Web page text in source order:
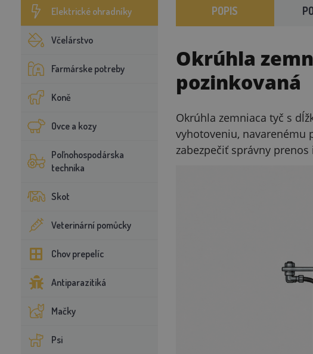
Elektrické ohradníky
Včelárstvo
Farmárske potreby
Koně
Ovce a kozy
Poľnohospodárska
technika
Skot
Veterinární pomůcky
Chov prepelíc
Antiparazitiká
Mačky
Psi
POPIS
Okrúhla
pozinkovaná
Okrúhla zemniaca tyč s
vyhotoveniu, navarenému
zabezpečiť správny